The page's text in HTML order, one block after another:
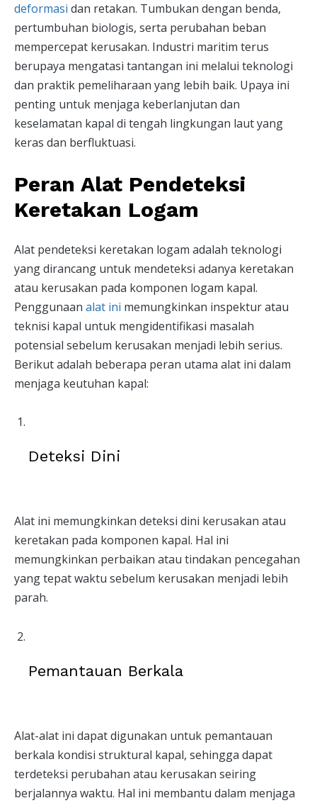
deformasi dan retakan. Tumbukan dengan benda,
pertumbuhan biologis, serta perubahan beban
mempercepat kerusakan. Industri maritim terus
berupaya mengatasi tantangan ini melalui teknologi
dan praktik pemeliharaan yang lebih baik. Upaya ini
penting untuk menjaga keberlanjutan dan
keselamatan kapal di tengah lingkungan laut yang
keras dan berfluktuasi.
Peran Alat Pendeteksi
Keretakan Logam
Alat pendeteksi keretakan logam adalah teknologi
yang dirancang untuk mendeteksi adanya keretakan
atau kerusakan pada komponen logam kapal.
Penggunaan alat ini memungkinkan inspektur atau
teknisi kapal untuk mengidentifikasi masalah
potensial sebelum kerusakan menjadi lebih serius.
Berikut adalah beberapa peran utama alat ini dalam
menjaga keutuhan kapal:
Deteksi Dini
Alat ini memungkinkan deteksi dini kerusakan atau
keretakan pada komponen kapal. Hal ini
memungkinkan perbaikan atau tindakan pencegahan
yang tepat waktu sebelum kerusakan menjadi lebih
parah.
Pemantauan Berkala
Alat-alat ini dapat digunakan untuk pemantauan
berkala kondisi struktural kapal, sehingga dapat
terdeteksi perubahan atau kerusakan seiring
berjalannya waktu. Hal ini membantu dalam menjaga